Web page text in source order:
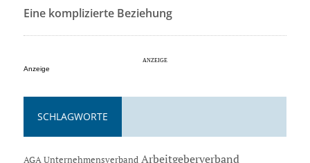
Eine komplizierte Beziehung
Anzeige
SCHLAGWORTE
AGA Unternehmensverband Arbeitgeberverband